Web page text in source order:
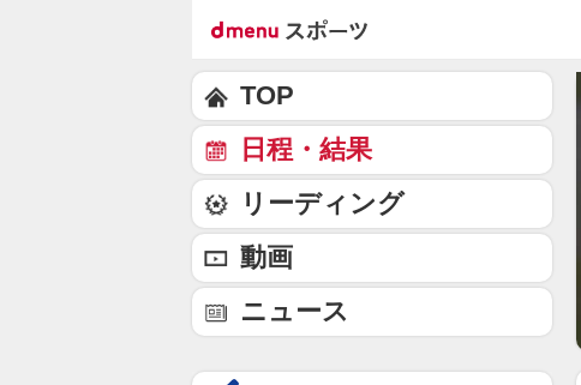
TOP
日程・結果
リーディング
動画
ニュース